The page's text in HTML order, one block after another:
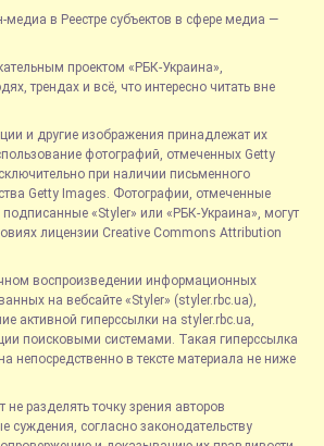
медиа в Реестре субъектов в сфере медиа —
проектом «РБК-Украина»,
трендах и всё, что интересно читать вне
и другие изображения принадлежат их
фотографий, отмеченных Getty
при наличии письменного
Getty Images. Фотографии, отмеченные
«Styler» или «РБК-Украина», могут
лицензии Creative Commons Attribution
воспроизведении информационных
на вебсайте «Styler» (styler.rbc.ua),
активной гиперссылки на styler.rbc.ua,
поисковыми системами. Такая гиперссылка
непосредственно в тексте материала не ниже
разделять точку зрения авторов
суждения, согласно законодательству